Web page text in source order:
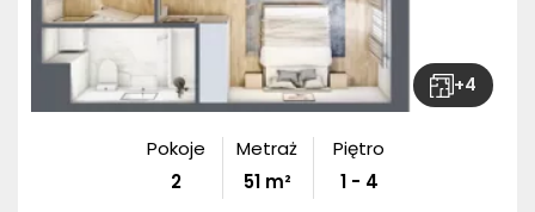
+4
Pokoje
2
Metraż
51m²
Piętro
1 - 4